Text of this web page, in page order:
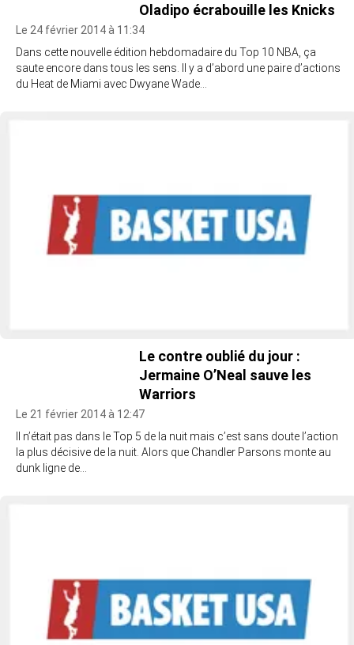
Oladipo écrabouille les Knicks
Le 24 février 2014 à 11:34
Dans cette nouvelle édition hebdomadaire du Top 10 NBA, ça
saute encore dans tous les sens. Il y a d’abord une paire d’actions
du Heat de Miami avec Dwyane Wade…
Le contre oublié du jour :
Jermaine O’Neal sauve les
Warriors
Le 21 février 2014 à 12:47
Il n’était pas dans le Top 5 de la nuit mais c’est sans doute l’action
la plus décisive de la nuit. Alors que Chandler Parsons monte au
dunk ligne de…